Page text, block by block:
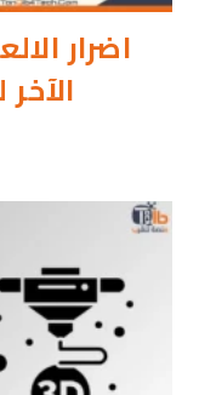
اضرار